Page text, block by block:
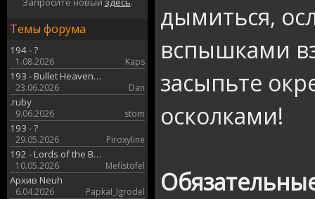
Темы форума
194 - ?
1.08.2026 Kaps
193 - Bullet Heaven…
23.06.2026 Dan
.ruby
9.06.2026 stom
193 - ?
29.05.2026 Piroxyline
192 - Lords of the B…
10.05.2026 Mefistofel
Архив Neuh
6.04.2026 PapkaI_Igrodel
дымиться,
вспышками
засыпьте
осколками!